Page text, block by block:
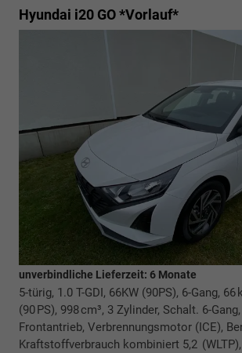
Hyundai i20 GO *Vorlauf*
unverbindliche Lieferzeit: 6 Monate
5-türig, 1.0 T-GDI, 66KW (90PS), 6-Gang, 66
(90 PS), 998 cm³, 3 Zylinder, Schalt. 6-Gang,
Frontantrieb, Verbrennungsmotor (ICE),
Kraftstoffverbrauch kombiniert 5,2